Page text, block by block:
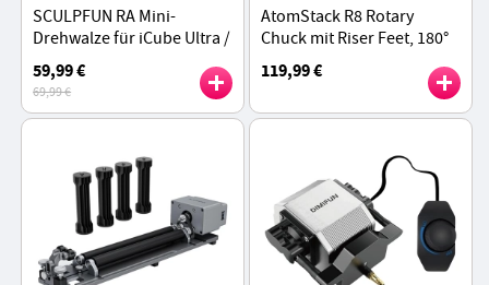
SCULPFUN RA Mini-
Drehwalze für iCube Ultra /
iCube Serie / C1 - Schwarz
59,99 €
69,99 €
AtomStack R8 Rotary
Chuck mit Riser Feet, 180°
Rotationseinstellung,
automatische Erkennung
119,99 €